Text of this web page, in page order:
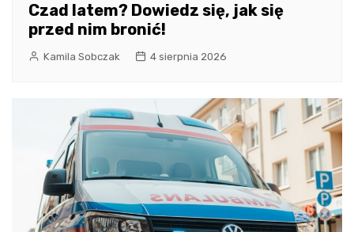
Czad latem? Dowiedz się, jak się
przed nim bronić!
Kamila Sobczak 4 sierpnia 2026